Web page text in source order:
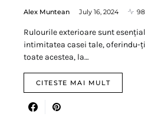
Alex Muntean July 16, 2024
Rulourile exterioare sunt
intimitatea casei tale, oferindu-
toate acestea, la…
CITESTE MAI MULT